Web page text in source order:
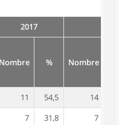
2017
Nombre % Nombre
11 54,5 14
7 31,8 7